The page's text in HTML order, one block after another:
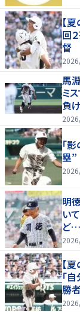
【
回
督
馬
ミ
負け
「
塁”
明
い
ど
淵
【
「
勝